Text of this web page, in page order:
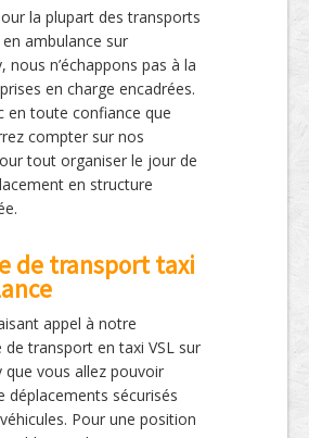
la plupart des transports
ambulance sur
nous n’échappons pas à la
en charge encadrées.
en toute confiance que
compter sur nos
tout organiser le jour de
en structure
de transport taxi
appel à notre
de transport en taxi VSL sur
que vous allez pouvoir
déplacements sécurisés
Pour une position